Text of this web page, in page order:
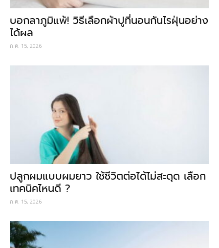
บอกลาภูมิแพ้! วิธีเลือกผ้าปูที่นอนกันไรฝุ่นอย่าง
ได้ผล
ก.ค. 15, 2026
ปลูกผมแบบผมยาว ใช้ชีวิตต่อได้ไม่สะดุด เลือก
เทคนิคไหนดี ?
ก.ค. 15, 2026